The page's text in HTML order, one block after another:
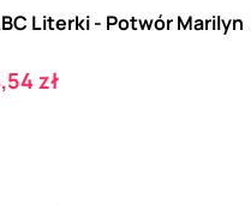
Literki - Potwór Marilyn
zł